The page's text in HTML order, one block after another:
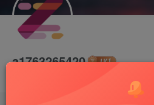
a1763265420